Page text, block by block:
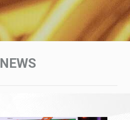
NEWS